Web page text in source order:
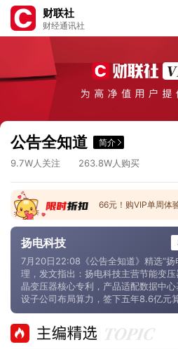
财联社
财经通讯社
公告全知道 简介
7
9
1
9
.
.
.
.
2
4
1
7W人关注
5
4
3
9
2
8
9
4
5
6
9
8
3
0
3
.
.
.
.
.
8
6
8
1
5
8W人购买
66元！购VIP单周体
扬电科技
7月20日22:08《公告全知道》精选“扬
理，发文指出：扬电科技主营节能变
晶变压器核心专利，产品适配数据中
设子公司布局算力，签下五年8.6亿元